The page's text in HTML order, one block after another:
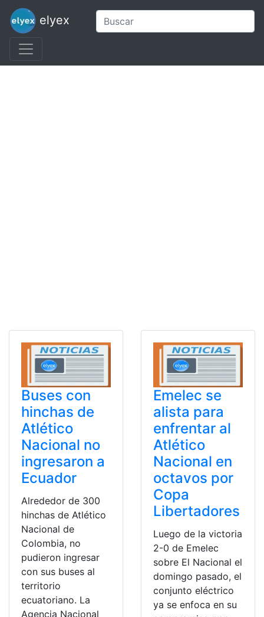
elyex
Buses con
hinchas de
Atlético
Nacional no
ingresaron a
Ecuador
Alrededor de 300
hinchas de Atlético
Nacional de
Colombia, no
pudieron ingresar
con sus buses al
territorio
ecuatoriano. La
Agencia Nacional
Emelec se
alista para
enfrentar al
Atlético
Nacional en
octavos por
Copa
Libertadores
Luego de la victoria
2-0 de Emelec
sobre El Nacional el
domingo pasado, el
conjunto eléctrico
ya se enfoca en su